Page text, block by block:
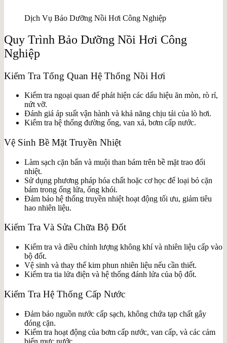
Dịch Vụ Bảo Dưỡng Nồi Hơi Công Nghiệp
Quy Trình Bảo Dưỡng Nồi Hơi Công
Nghiệp
Kiểm Tra Tổng Quan Hệ Thống Nồi Hơi
Kiểm tra ngoại quan để phát hiện các dấu hiệu ăn mòn, rò rỉ,
nứt vỡ.
Đánh giá áp suất vận hành và khả năng chịu tải của lò hơi.
Kiểm tra hệ thống đường ống, van xả, bơm cấp nước.
Vệ Sinh Bề Mặt Truyền Nhiệt
Làm sạch cặn bẩn và muội than bám trên bề mặt trao đổi
nhiệt.
Sử dụng phương pháp hóa chất hoặc cơ học để loại bỏ cặn
bám trong ống lửa, ống khói.
Đảm bảo hệ thống truyền nhiệt hoạt động tối ưu, giảm tiêu
hao nhiên liệu.
Kiểm Tra Và Sửa Chữa Bộ Đốt
Kiểm tra và điều chỉnh lượng không khí và nhiên liệu cấp vào
bộ đốt.
Vệ sinh và thay thế kim phun nhiên liệu nếu cần thiết.
Kiểm tra tia lửa điện và hệ thống đánh lửa của bộ đốt.
Kiểm Tra Hệ Thống Cấp Nước
Đảm bảo nguồn nước cấp sạch, không chứa tạp chất gây
đóng cặn.
Kiểm tra hoạt động của bơm cấp nước, van cấp, và các cảm
biến mực nước.